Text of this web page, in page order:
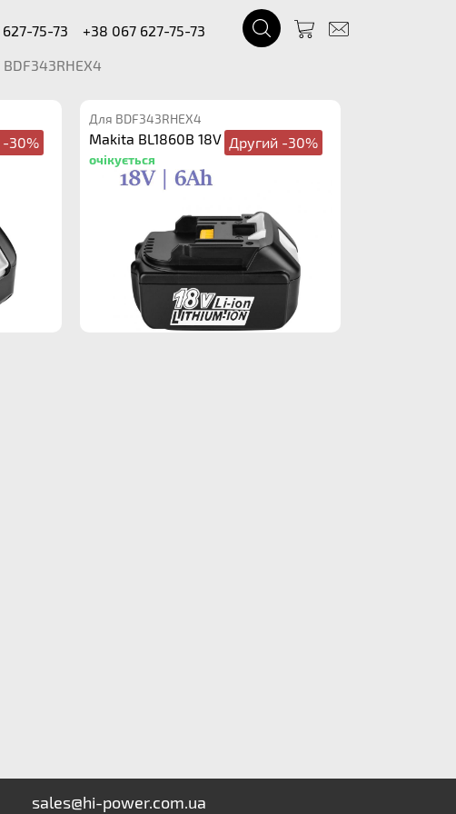
75-73
+38 067 627-75-73
BDF343RHEX4
-30%
Для BDF343RHEX4
Makita BL1860B 18V 6.0Ah
очікується
Другий -30%
sales@hi-power.com.ua